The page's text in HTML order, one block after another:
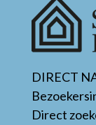
DIRECT
Direct